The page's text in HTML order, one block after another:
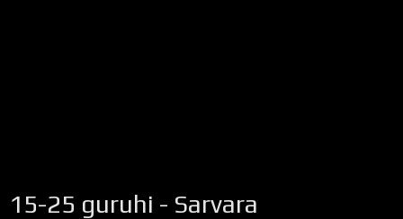
15-25 guruhi - Sarvara